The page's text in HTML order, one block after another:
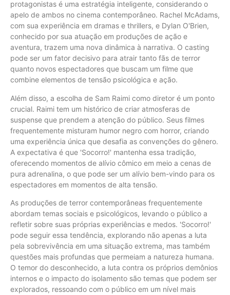
protagonistas é uma estratégia inteligente, considerando o
apelo de ambos no cinema contemporâneo. Rachel McAdams,
com sua experiência em dramas e thrillers, e Dylan O'Brien,
conhecido por sua atuação em produções de ação e
aventura, trazem uma nova dinâmica à narrativa. O casting
pode ser um fator decisivo para atrair tanto fãs de terror
quanto novos espectadores que buscam um filme que
combine elementos de tensão psicológica e ação.
Além disso, a escolha de Sam Raimi como diretor é um ponto
crucial. Raimi tem um histórico de criar atmosferas de
suspense que prendem a atenção do público. Seus filmes
frequentemente misturam humor negro com horror, criando
uma experiência única que desafia as convenções do gênero.
A expectativa é que 'Socorro!' mantenha essa tradição,
oferecendo momentos de alívio cômico em meio a cenas de
pura adrenalina, o que pode ser um alívio bem-vindo para os
espectadores em momentos de alta tensão.
As produções de terror contemporâneas frequentemente
abordam temas sociais e psicológicos, levando o público a
refletir sobre suas próprias experiências e medos. 'Socorro!'
pode seguir essa tendência, explorando não apenas a luta
pela sobrevivência em uma situação extrema, mas também
questões mais profundas que permeiam a natureza humana.
O temor do desconhecido, a luta contra os próprios demônios
internos e o impacto do isolamento são temas que podem ser
explorados, ressoando com o público em um nível mais